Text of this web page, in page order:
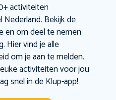
activiteiten
Bekijk de
en om deel te nemen
Hier vind je alle
om je aan te melden.
activiteiten voor jou
snel in de Klup-app!